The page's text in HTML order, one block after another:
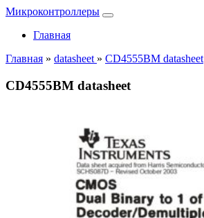
Микроконтроллеры
Главная
Главная » datasheet » CD4555BM datasheet
CD4555BM datasheet